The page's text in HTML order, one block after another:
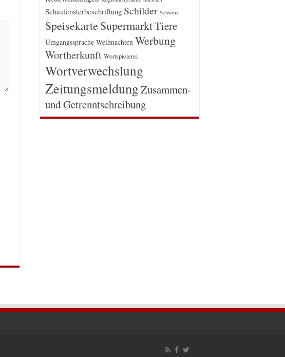
Schaufensterbeschriftung Schilder Schweiz
Speisekarte SupermarktTiere
Umgangssprache Weihnachten Werbung
Wortherkunft Wortspielerei
Wortverwechslung
ZeitungsmeldungZusammen-
und Getrenntschreibung